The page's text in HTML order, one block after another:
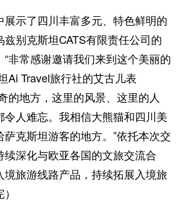
示了四川丰富多元、特色鲜明的
别克斯坦CATS有限责任公司的
非常感谢邀请我们来到这个美丽的
Ai Travel旅行社的艾古儿表
的地方，这里的风景、这里的人
令人难忘。我相信大熊猫和四川美
克斯坦游客的地方。”依托本次交
续深化与欧亚各国的文旅交流合
境旅游线路产品，持续拓展入境旅